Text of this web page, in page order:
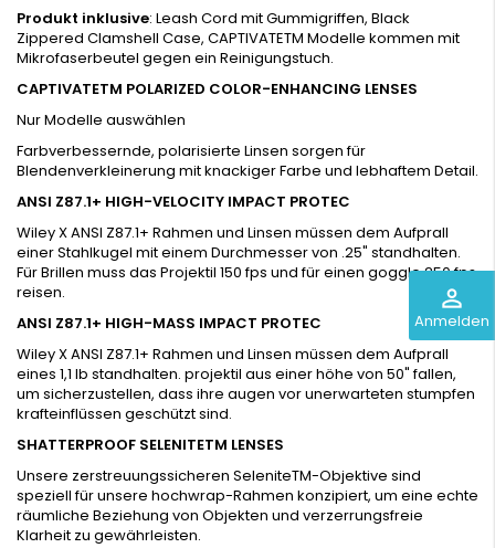
perm_identity
Anmelden
Produkt inklusive: Leash Cord mit Gummigriffen, Black
Zippered Clamshell Case, CAPTIVATETM Modelle kommen mit
Mikrofaserbeutel gegen ein Reinigungstuch.
CAPTIVATETM POLARIZED COLOR-ENHANCING LENSES
Nur Modelle auswählen
Farbverbessernde, polarisierte Linsen sorgen für
Blendenverkleinerung mit knackiger Farbe und lebhaftem Detail.
ANSI Z87.1+ HIGH-VELOCITY IMPACT PROTEC
Wiley X ANSI Z87.1+ Rahmen und Linsen müssen dem Aufprall
einer Stahlkugel mit einem Durchmesser von .25" standhalten.
Für Brillen muss das Projektil 150 fps und für einen goggle 250 fps
reisen.
ANSI Z87.1+ HIGH-MASS IMPACT PROTEC
Wiley X ANSI Z87.1+ Rahmen und Linsen müssen dem Aufprall
eines 1,1 lb standhalten. projektil aus einer höhe von 50" fallen,
um sicherzustellen, dass ihre augen vor unerwarteten stumpfen
krafteinflüssen geschützt sind.
SHATTERPROOF SELENITETM LENSES
Unsere zerstreuungssicheren SeleniteTM-Objektive sind
speziell für unsere hochwrap-Rahmen konzipiert, um eine echte
räumliche Beziehung von Objekten und verzerrungsfreie
Klarheit zu gewährleisten.